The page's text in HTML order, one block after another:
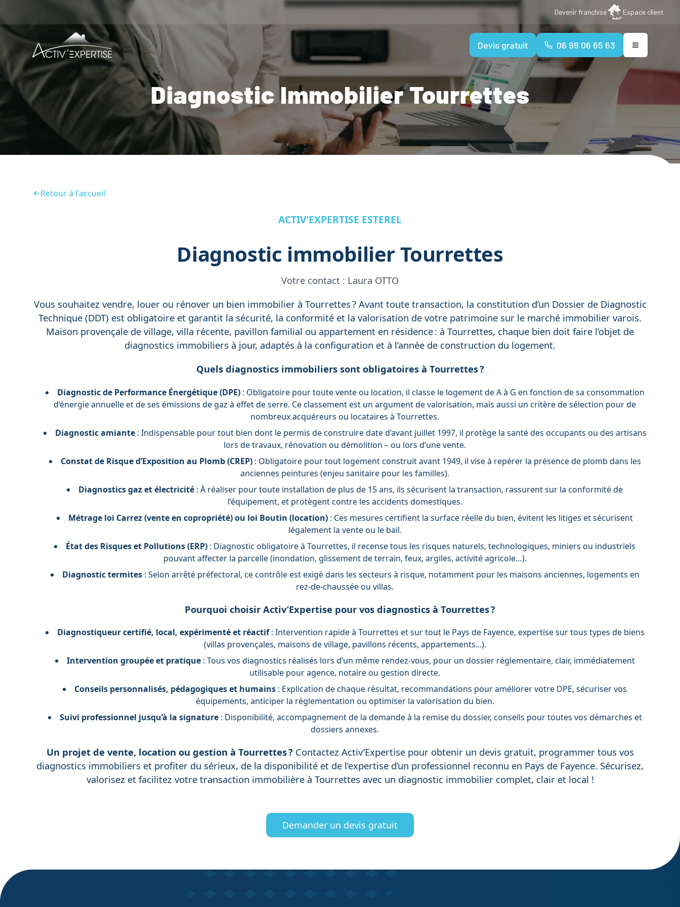
Devenir franchisé Espace client
Devis gratuit 06 99 06 65 63
Diagnostic Immobilier Tourrettes
Retour à l'accueil
ACTIV'EXPERTISE ESTEREL
Diagnostic immobilier Tourrettes
Votre contact : Laura OTTO
Vous souhaitez vendre, louer ou rénover un bien immobilier à Tourrettes ? Avant toute transaction, la constitution d’un Dossier de Diagnostic
Technique (DDT) est obligatoire et garantit la sécurité, la conformité et la valorisation de votre patrimoine sur le marché immobilier varois.
Maison provençale de village, villa récente, pavillon familial ou appartement en résidence : à Tourrettes, chaque bien doit faire l’objet de
diagnostics immobiliers à jour, adaptés à la configuration et à l’année de construction du logement.
Quels diagnostics immobiliers sont obligatoires à Tourrettes ?
Diagnostic de Performance Énergétique (DPE): Obligatoire pour toute vente ou location, il classe le logement de A à G en fonction de sa consommation
d’énergie annuelle et de ses émissions de gaz à effet de serre. Ce classement est un argument de valorisation, mais aussi un critère de sélection pour de
nombreux acquéreurs ou locataires à Tourrettes.
Diagnostic amiante: Indispensable pour tout bien dont le permis de construire date d’avant juillet 1997, il protège la santé des occupants ou des artisans
lors de travaux, rénovation ou démolition – ou lors d’une vente.
Constat de Risque d’Exposition au Plomb (CREP): Obligatoire pour tout logement construit avant 1949, il vise à repérer la présence de plomb dans les
anciennes peintures (enjeu sanitaire pour les familles).
Diagnostics gaz et électricité : À réaliser pour toute installation de plus de 15 ans, ils sécurisent la transaction, rassurent sur la conformité de
l’équipement, et protègent contre les accidents domestiques.
Métrage loi Carrez (vente en copropriété) ou loi Boutin (location) : Ces mesures certifient la surface réelle du bien, évitent les litiges et sécurisent
légalement la vente ou le bail.
État des Risques et Pollutions (ERP) : Diagnostic obligatoire à Tourrettes, il recense tous les risques naturels, technologiques, miniers ou industriels
pouvant affecter la parcelle (inondation, glissement de terrain, feux, argiles, activité agricole…).
Diagnostic termites: Selon arrêté préfectoral, ce contrôle est exigé dans les secteurs à risque, notamment pour les maisons anciennes, logements en
rez-de-chaussée ou villas.
Pourquoi choisir Activ’Expertise pour vos diagnostics à Tourrettes ?
Diagnostiqueur certifié, local, expérimenté et réactif: Intervention rapide à Tourrettes et sur tout le Pays de Fayence, expertise sur tous types de biens
(villas provençales, maisons de village, pavillons récents, appartements...).
Intervention groupée et pratique: Tous vos diagnostics réalisés lors d’un même rendez-vous, pour un dossier réglementaire, clair, immédiatement
utilisable pour agence, notaire ou gestion directe.
Conseils personnalisés, pédagogiques et humains : Explication de chaque résultat, recommandations pour améliorer votre DPE, sécuriser vos
équipements, anticiper la réglementation ou optimiser la valorisation du bien.
Suivi professionnel jusqu’à la signature: Disponibilité, accompagnement de la demande à la remise du dossier, conseils pour toutes vos démarches et
dossiers annexes.
Un projet de vente, location ou gestion à Tourrettes ?Contactez Activ’Expertise pour obtenir un devis gratuit, programmer tous vos
diagnostics immobiliers et profiter du sérieux, de la disponibilité et de l’expertise d’un professionnel reconnu en Pays de Fayence. Sécurisez,
valorisez et facilitez votre transaction immobilière à Tourrettes avec un diagnostic immobilier complet, clair et local !
Demander un devis gratuit